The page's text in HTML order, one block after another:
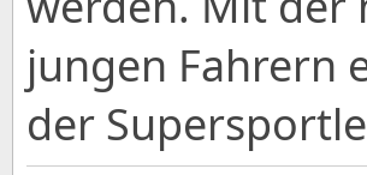
jungen Fahrern
der